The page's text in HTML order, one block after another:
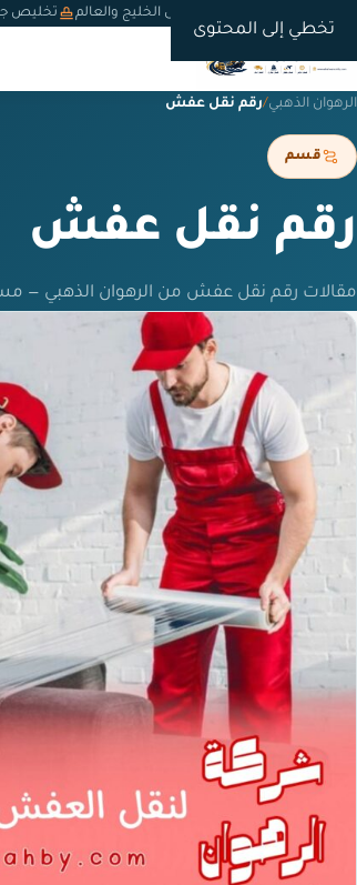
تخطي إلى المحتوى
شحن دولي من السعودية إلى الخليج والعالم تخليص
الرهوان الذهبي/رقم نقل عفش
قسم
رقم نقل عفش
مقالات رقم نقل عفش من الرهوان الذهبي —